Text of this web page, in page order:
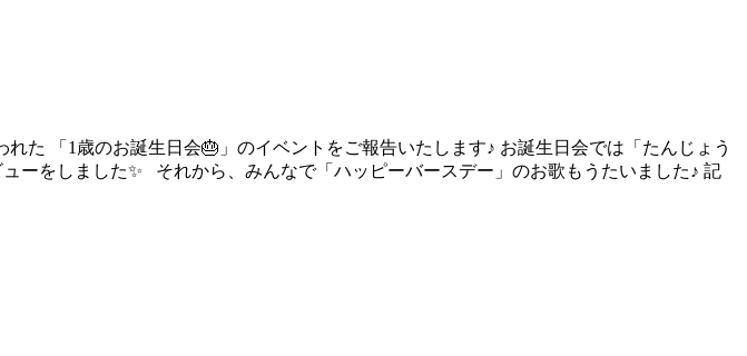
た 「1歳のお誕生日会🎂」のイベントをご報告いたします♪ お誕生日会では「たんじょう
ーをしました✨ それから、みんなで「ハッピーバースデー」のお歌もうたいました♪ 記